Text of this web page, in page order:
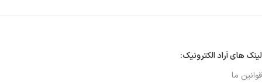
لینک های آراد الکترونیک:
قوانین ما